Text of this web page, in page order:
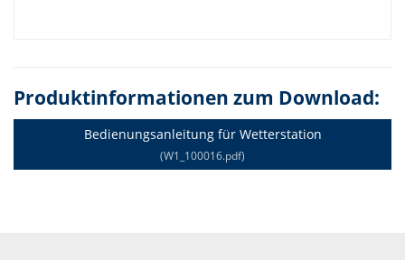
Produktinformationen zum Download:
Bedienungsanleitung für Wetterstation
(W1_100016.pdf)